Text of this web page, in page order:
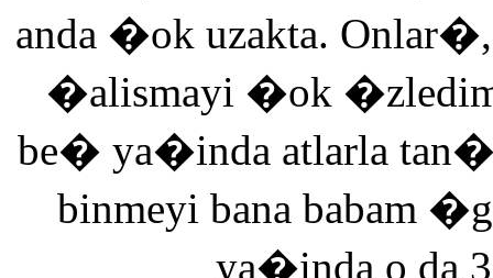
anda �ok uzakta.
�alismayi �ok
be� ya�inda atlarla
binmeyi bana babam
ya�inda o da